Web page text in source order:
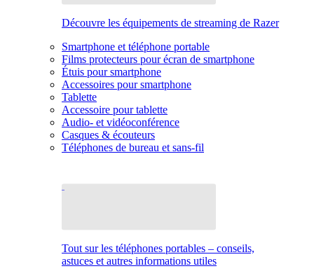
Découvre les équipements de streaming de Razer
Smartphone et téléphone portable
Films protecteurs pour écran de smartphone
Étuis pour smartphone
Accessoires pour smartphone
Tablette
Accessoire pour tablette
Audio- et vidéoconférence
Casques & écouteurs
Téléphones de bureau et sans-fil
Tout sur les téléphones portables – conseils,
astuces et autres informations utiles